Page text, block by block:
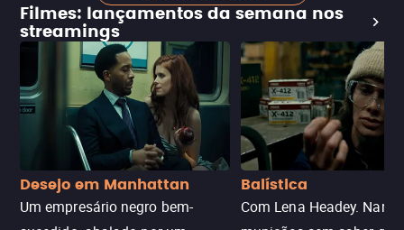
Filmes: lançamentos da semana nos
streamings
Desejo em Manhattan
Um empresário negro bem-
Balística
Com Lena Headey.